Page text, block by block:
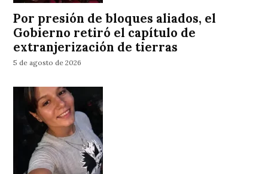
Por presión de bloques aliados, el
Gobierno retiró el capítulo de
extranjerización de tierras
5 de agosto de 2026